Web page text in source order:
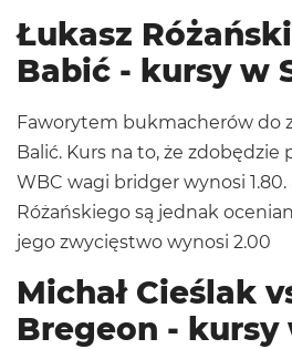
Łukasz
Babić - kursy w
Faworytem bukmacherów do
Balić. Kurs na to, że zdobędzie
WBC wagi bridger wynosi 1.80.
Różańskiego są jednak
jego zwycięstwo wynosi 2.00
Michał Cieślak
Bregeon - kursy